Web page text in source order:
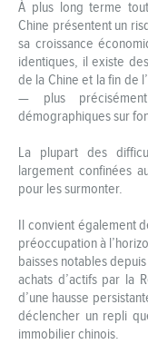
À plus long terme
Chine présentent un
sa croissance
identiques, il existe
de la Chine et la fin de
— plus
démographiques sur
La plupart des
largement confinées
pour les surmonter.
Il convient également
préoccupation à
baisses notables
achats d’actifs par la
d’une hausse
déclencher un repli
immobilier chinois.